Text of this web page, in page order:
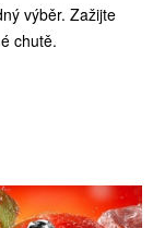
výběr. Zažijte
chutě.